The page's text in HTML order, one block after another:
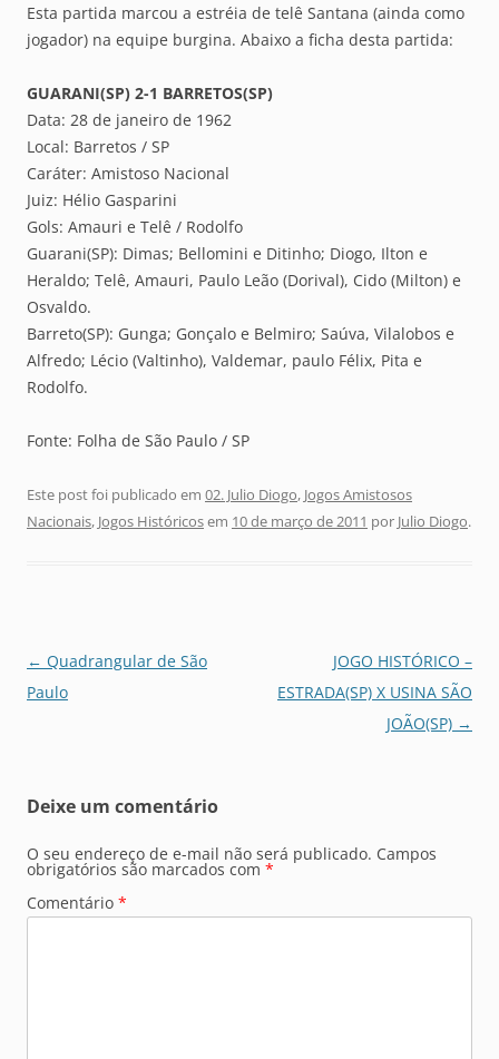
Esta partida marcou a estréia de telê Santana (ainda como
jogador) na equipe burgina. Abaixo a ficha desta partida:
GUARANI(SP) 2-1 BARRETOS(SP)
Data: 28 de janeiro de 1962
Local: Barretos / SP
Caráter: Amistoso Nacional
Juiz: Hélio Gasparini
Gols: Amauri e Telê / Rodolfo
Guarani(SP): Dimas; Bellomini e Ditinho; Diogo, Ilton e
Heraldo; Telê, Amauri, Paulo Leão (Dorival), Cido (Milton) e
Osvaldo.
Barreto(SP): Gunga; Gonçalo e Belmiro; Saúva, Vilalobos e
Alfredo; Lécio (Valtinho), Valdemar, paulo Félix, Pita e
Rodolfo.
Fonte: Folha de São Paulo / SP
Este post foi publicado em 02. Julio Diogo, Jogos Amistosos
Nacionais, Jogos Históricosem 10 de março de 2011 por Julio Diogo.
Navegação
de
← Quadrangular de São
Paulo
JOGO HISTÓRICO –
ESTRADA(SP) X USINA SÃO
JOÃO(SP) →
Deixe um comentário
O seu endereço de e-mail não será publicado. Campos
obrigatórios são marcados com *
Comentário *